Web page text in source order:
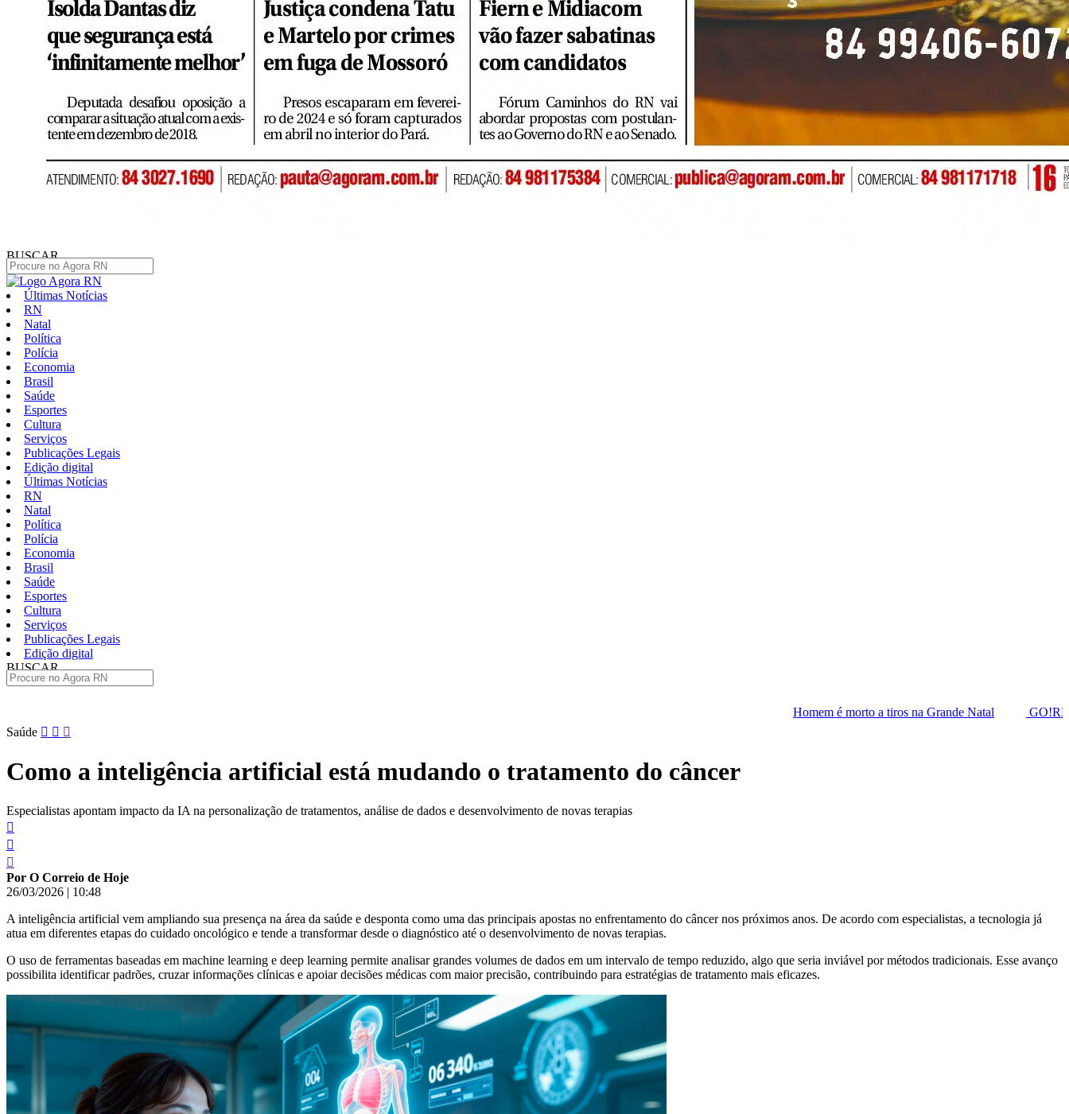
BUSCAR
Últimas Notícias
RN
Natal
Política
Polícia
Economia
Brasil
Saúde
Esportes
Cultura
Serviços
Publicações Legais
Edição digital
Últimas Notícias
RN
Natal
Política
Polícia
Economia
Brasil
Saúde
Esportes
Cultura
Serviços
Publicações Legais
Edição digital
BUSCAR
Homem é morto a tiros na Grande Natal
GO!RN 2026 amplia
Pular
conteúdo
Saúde
Como a inteligência artificial está mudando o tratamento do câncer
Especialistas apontam impacto da IA na personalização de tratamentos, análise de dados e desenvolvimento de novas terapias
Por O Correio de Hoje
26/03/2026 | 10:48
A inteligência artificial vem ampliando sua presença na área da saúde e desponta como uma das principais apostas no enfrentamento do câncer nos próximos anos. De acordo com especialistas, a tecnologia já
atua em diferentes etapas do cuidado oncológico e tende a transformar desde o diagnóstico até o desenvolvimento de novas terapias.
O uso de ferramentas baseadas em machine learning e deep learning permite analisar grandes volumes de dados em um intervalo de tempo reduzido, algo que seria inviável por métodos tradicionais. Esse avanço
possibilita identificar padrões, cruzar informações clínicas e apoiar decisões médicas com maior precisão, contribuindo para estratégias de tratamento mais eficazes.